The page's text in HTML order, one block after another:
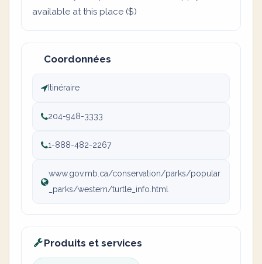
available at this place ($)
Coordonnées
Itinéraire
204-948-3333
1-888-482-2267
www.gov.mb.ca/conservation/parks/popular
_parks/western/turtle_info.html
Produits et services